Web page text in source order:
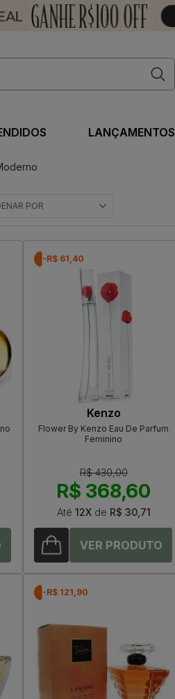
LANÇAMENTOS
POR
-R$ 61,40
Kenzo
Flower By Kenzo Eau De Parfum
Feminino
R$ 430,00
R$ 368,60
Até 12Xde R$ 30,71
-R$ 121,90